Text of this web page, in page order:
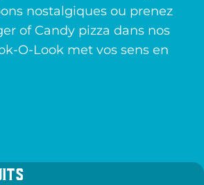
nostalgiques ou prenez
of Candy pizza dans nos
O-Look met vos sens en